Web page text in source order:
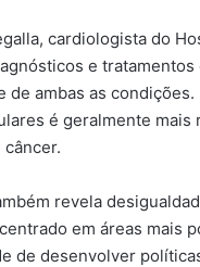
cardiologista do
e
de ambas as
é geralmente mais
revela
em áreas mais
de desenvolver